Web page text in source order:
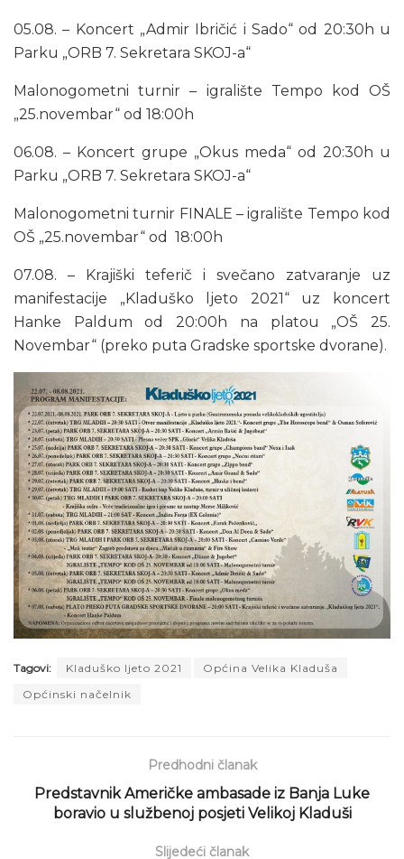
05.08. – Koncert „Admir Ibričić i Sado“ od 20:30h u
Parku „ORB 7. Sekretara SKOJ-a“
Malonogometni turnir – igralište Tempo kod OŠ
„25.novembar“ od 18:00h
06.08. – Koncert grupe „Okus meda“ od 20:30h u
Parku „ORB 7. Sekretara SKOJ-a“
Malonogometni turnir FINALE – igralište Tempo kod
OŠ „25.novembar“ od 18:00h
07.08. – Krajiški teferič i svečano zatvaranje uz
manifestacije „Kladuško ljeto 2021“ uz koncert
Hanke Paldum od 20:00h na platou „OŠ 25.
Novembar“ (preko puta Gradske sportske dvorane).
Tagovi: Kladuško ljeto 2021
Općina Velika Kladuša
Općinski načelnik
Predhodni članak
Predstavnik Američke ambasade iz Banja Luke
boravio u službenoj posjeti Velikoj Kladuši
Slijedeći članak